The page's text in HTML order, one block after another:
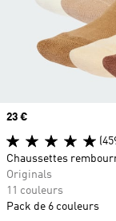
Prix
23 €
Chaussettes
Originals
11 couleurs
Pack de 6 couleurs